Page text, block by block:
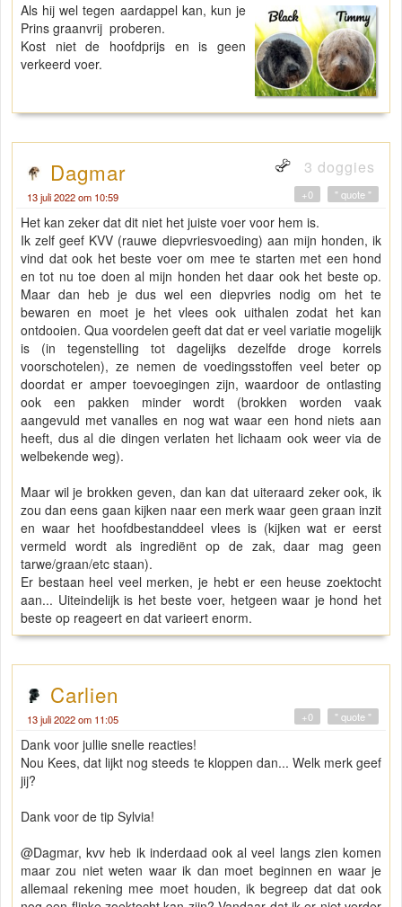
Als hij wel tegen aardappel kan, kun je
Prins graanvrij proberen.
Kost niet de hoofdprijs en is geen
verkeerd voer.
Dagmar 3 doggies
13 juli 2022 om 10:59 " quote "
+0
Het kan zeker dat dit niet het juiste voer voor hem is.
Ik zelf geef KVV (rauwe diepvriesvoeding) aan mijn honden, ik
vind dat ook het beste voer om mee te starten met een hond
en tot nu toe doen al mijn honden het daar ook het beste op.
Maar dan heb je dus wel een diepvries nodig om het te
bewaren en moet je het vlees ook uithalen zodat het kan
ontdooien. Qua voordelen geeft dat dat er veel variatie mogelijk
is (in tegenstelling tot dagelijks dezelfde droge korrels
voorschotelen), ze nemen de voedingsstoffen veel beter op
doordat er amper toevoegingen zijn, waardoor de ontlasting
ook een pakken minder wordt (brokken worden vaak
aangevuld met vanalles en nog wat waar een hond niets aan
heeft, dus al die dingen verlaten het lichaam ook weer via de
welbekende weg).
Maar wil je brokken geven, dan kan dat uiteraard zeker ook, ik
zou dan eens gaan kijken naar een merk waar geen graan inzit
en waar het hoofdbestanddeel vlees is (kijken wat er eerst
vermeld wordt als ingrediënt op de zak, daar mag geen
tarwe/graan/etc staan).
Er bestaan heel veel merken, je hebt er een heuse zoektocht
aan... Uiteindelijk is het beste voer, hetgeen waar je hond het
beste op reageert en dat varieert enorm.
Carlien
13 juli 2022 om 11:05 " quote "
+0
Dank voor jullie snelle reacties!
Nou Kees, dat lijkt nog steeds te kloppen dan... Welk merk geef
jij?
Dank voor de tip Sylvia!
@Dagmar, kvv heb ik inderdaad ook al veel langs zien komen
maar zou niet weten waar ik dan moet beginnen en waar je
allemaal rekening mee moet houden, ik begreep dat dat ook